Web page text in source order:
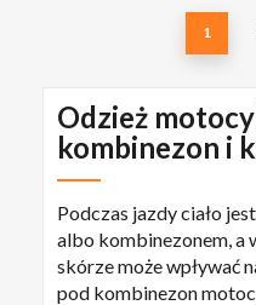
1
Odzież
kombinezon i
Podczas jazdy ciało
albo kombinezonem, a
skórze może wpływać
pod kombinezon